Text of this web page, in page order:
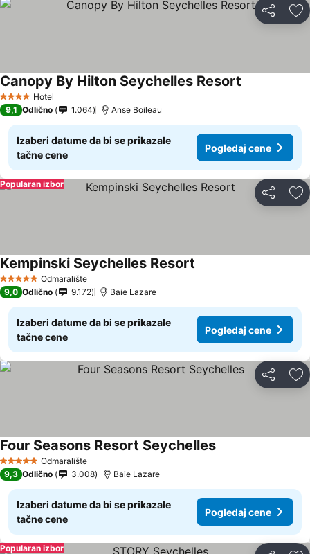
Deli
4 ZvezdiceHotel
Canopy By Hilton Seychelles Resort
9,1 Odlično 1.064 Anse Boileau
Izaberi datume da bi se prikazale
tačne cene
Pogledaj cene
Deli
Popularan izbor
5 ZvezdiceOdmaralište
Kempinski Seychelles Resort
9,0 Odlično 9.172 Baie Lazare
Izaberi datume da bi se prikazale
tačne cene
Pogledaj cene
Deli
5 ZvezdiceOdmaralište
Four Seasons Resort Seychelles
9,3 Odlično 3.008 Baie Lazare
Izaberi datume da bi se prikazale
tačne cene
Pogledaj cene
Popularan izbor